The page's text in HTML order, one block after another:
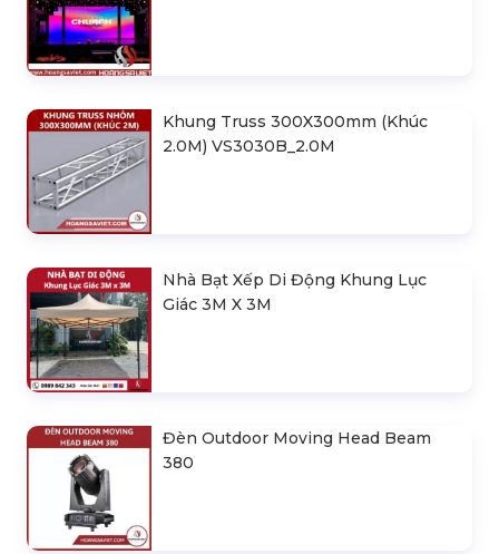
Khung Truss 300X300mm (Khúc
2.0M) VS3030B_2.0M
Nhà Bạt Xếp Di Động Khung Lục
Giác 3M X 3M
Đèn Outdoor Moving Head Beam
380